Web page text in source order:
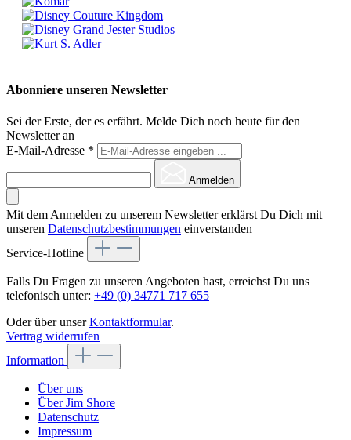
Abonniere unseren Newsletter
Sei der Erste, der es erfährt. Melde Dich noch heute für den
Newsletter an
E-Mail-Adresse *
Anmelden
Mit dem Anmelden zu unserem Newsletter erklärst Du Dich mit
unseren Datenschutzbestimmungen einverstanden
Service-Hotline
Falls Du Fragen zu unseren Angeboten hast, erreichst Du uns
telefonisch unter: +49 (0) 34771 717 655
Oder über unserKontaktformular.
Vertrag widerrufen
Information
Über uns
Über Jim Shore
Datenschutz
Impressum